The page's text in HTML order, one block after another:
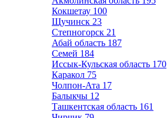
Кокшетау 100
Щучинск 23
Степногорск 21
Абай область 187
Семей 184
Иссык-Кульская область 170
Каракол 75
Чолпон-Ата 17
Балыкчы 12
Ташкентская область 161